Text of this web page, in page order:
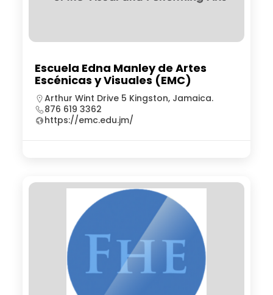
Escuela Edna Manley de Artes
Escénicas y Visuales (EMC)
Arthur Wint Drive 5 Kingston, Jamaica.
876 619 3362
https://emc.edu.jm/